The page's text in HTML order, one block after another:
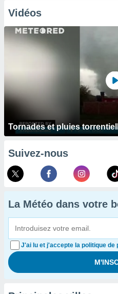
Vidéos
Tornades et pluies
Suivez-nous
La Météo dans votre
J'ai lu et j'accepte la politique de